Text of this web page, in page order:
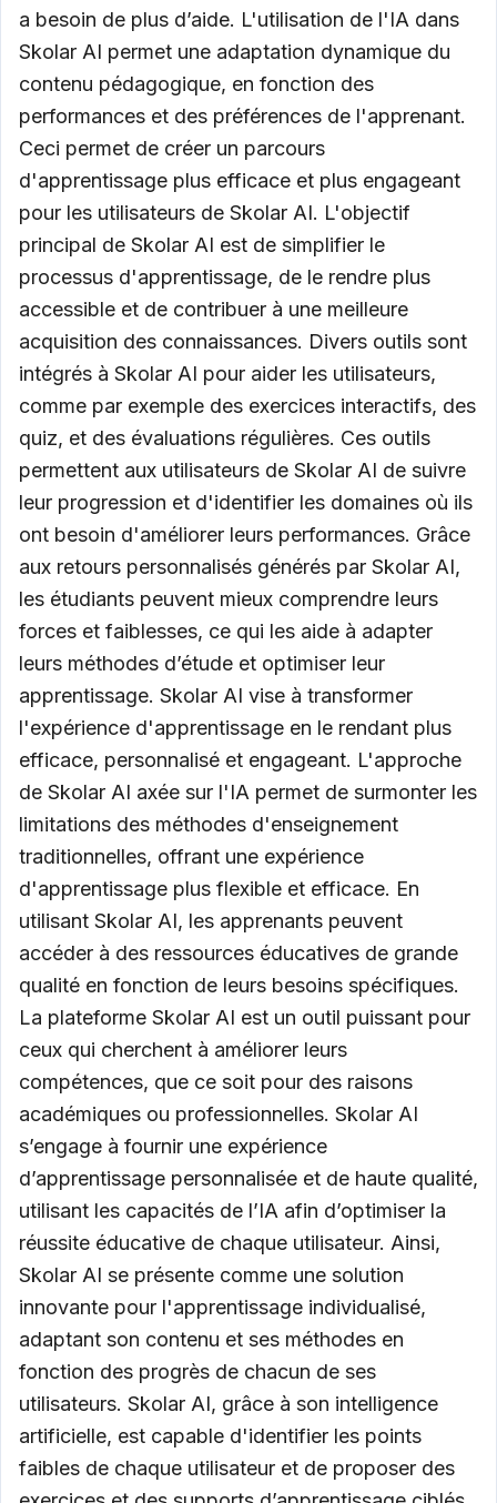
a besoin de plus d’aide. L'utilisation de l'IA dans
Skolar AI permet une adaptation dynamique du
contenu pédagogique, en fonction des
performances et des préférences de l'apprenant.
Ceci permet de créer un parcours
d'apprentissage plus efficace et plus engageant
pour les utilisateurs de Skolar AI. L'objectif
principal de Skolar AI est de simplifier le
processus d'apprentissage, de le rendre plus
accessible et de contribuer à une meilleure
acquisition des connaissances. Divers outils sont
intégrés à Skolar AI pour aider les utilisateurs,
comme par exemple des exercices interactifs, des
quiz, et des évaluations régulières. Ces outils
permettent aux utilisateurs de Skolar AI de suivre
leur progression et d'identifier les domaines où ils
ont besoin d'améliorer leurs performances. Grâce
aux retours personnalisés générés par Skolar AI,
les étudiants peuvent mieux comprendre leurs
forces et faiblesses, ce qui les aide à adapter
leurs méthodes d’étude et optimiser leur
apprentissage. Skolar AI vise à transformer
l'expérience d'apprentissage en le rendant plus
efficace, personnalisé et engageant. L'approche
de Skolar AI axée sur l'IA permet de surmonter les
limitations des méthodes d'enseignement
traditionnelles, offrant une expérience
d'apprentissage plus flexible et efficace. En
utilisant Skolar AI, les apprenants peuvent
accéder à des ressources éducatives de grande
qualité en fonction de leurs besoins spécifiques.
La plateforme Skolar AI est un outil puissant pour
ceux qui cherchent à améliorer leurs
compétences, que ce soit pour des raisons
académiques ou professionnelles. Skolar AI
s’engage à fournir une expérience
d’apprentissage personnalisée et de haute qualité,
utilisant les capacités de l’IA afin d’optimiser la
réussite éducative de chaque utilisateur. Ainsi,
Skolar AI se présente comme une solution
innovante pour l'apprentissage individualisé,
adaptant son contenu et ses méthodes en
fonction des progrès de chacun de ses
utilisateurs. Skolar AI, grâce à son intelligence
artificielle, est capable d'identifier les points
faibles de chaque utilisateur et de proposer des